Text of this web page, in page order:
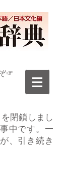
☞
閉鎖しまし
中です。一
、引き続き